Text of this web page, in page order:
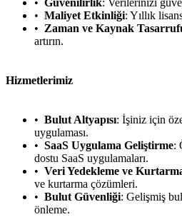
Maliyet Etkinliği: Yıllık
Zaman ve Kaynak
artırın.
Hizmetlerimiz
Bulut Altyapısı: İşiniz için
uygulaması.
SaaS Uygulama Geliştirme:
dostu SaaS uygulamaları.
Veri Yedekleme ve
ve kurtarma çözümleri.
Bulut Güvenliği: Gelişmiş
önleme.